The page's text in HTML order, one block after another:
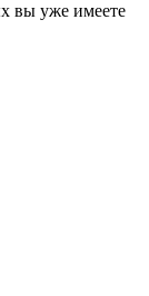
вы уже имеете